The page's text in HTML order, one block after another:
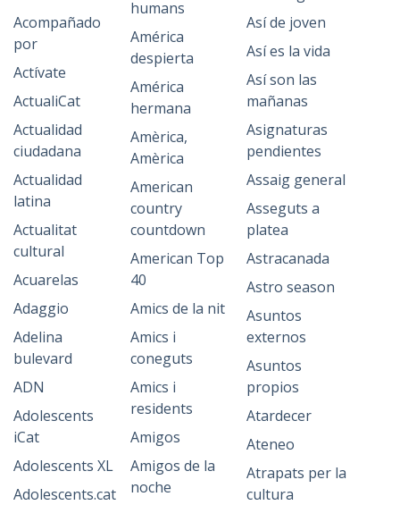
Acompañado
por
Actívate
ActualiCat
Actualidad
ciudadana
Actualidad
latina
Actualitat
cultural
Acuarelas
Adaggio
Adelina
bulevard
ADN
Adolescents
iCat
Adolescents XL
Adolescents.cat
humans
América
despierta
América
hermana
Amèrica,
Amèrica
American
country
countdown
American Top
40
Amics de la nit
Amics i
coneguts
Amics i
residents
Amigos
Amigos de la
noche
Así de joven
Así es la vida
Así son las
mañanas
Asignaturas
pendientes
Assaig general
Asseguts a
platea
Astracanada
Astro season
Asuntos
externos
Asuntos
propios
Atardecer
Ateneo
Atrapats per la
cultura